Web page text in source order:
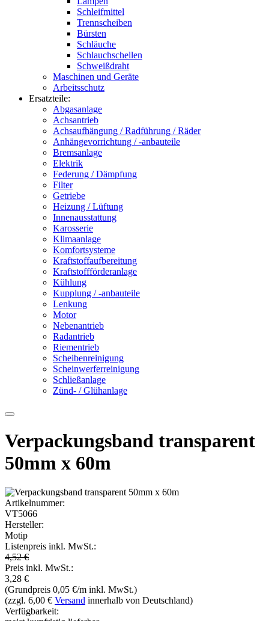
Schleifmittel
Trennscheiben
Bürsten
Schläuche
Schlauchschellen
Schweißdraht
Maschinen und Geräte
Arbeitsschutz
Ersatzteile:
Abgasanlage
Achsantrieb
Achsaufhängung / Radführung / Räder
Anhängevorrichtung / -anbauteile
Bremsanlage
Elektrik
Federung / Dämpfung
Filter
Getriebe
Heizung / Lüftung
Innenausstattung
Karosserie
Klimaanlage
Komfortsysteme
Kraftstoffaufbereitung
Kraftstoffförderanlage
Kühlung
Kupplung / -anbauteile
Lenkung
Motor
Nebenantrieb
Radantrieb
Riementrieb
Scheibenreinigung
Scheinwerferreinigung
Schließanlage
Zünd- / Glühanlage
Verpackungsband transparent
50mm x 60m
Artikelnummer:
VT5066
Hersteller:
Motip
Listenpreis inkl. MwSt.:
4,52 €
Preis inkl. MwSt.:
3,28 €
(Grundpreis 0,05 €/m inkl. MwSt.)
(zzgl. 6,00 € Versand innerhalb von Deutschland)
Verfügbarkeit: